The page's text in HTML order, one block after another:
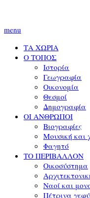
menu
ΤΑ ΧΩΡΙΑ
Ο ΤΟΠΟΣ
Ιστορία
Γεωγραφία
Οικονομία
Θεσμοί
Δημογραφία
ΟΙ ΑΝΘΡΩΠΟΙ
Βιογραφίες
Μουσική και
Φαγητό
ΤΟ ΠΕΡΙΒΑΛΛΟΝ
Οικοσύστημα
Ναοί και
Πέτρινα